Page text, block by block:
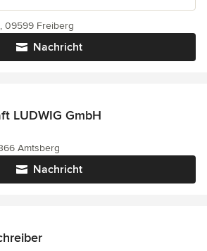
Nachricht
09599 Freiberg
LUDWIG GmbH
Nachricht
Amtsberg